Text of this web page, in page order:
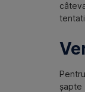
șapte